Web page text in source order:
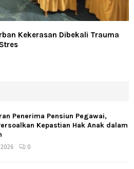
Kekerasan Dibekali Trauma
Penerima Pensiun Pegawai,
Kepastian Hak Anak dalam
0